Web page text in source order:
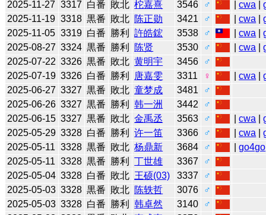
2025-11-27 3317 白番 敗北 柁嘉熹 3546 ♂ |cwa |
2025-11-19 3318 黒番 敗北 陈正勋 3421 ♂ |cwa |
2025-11-05 3319 白番 勝利 許皓鋐 3538 ♂ |cwa |
2025-08-27 3324 黒番 勝利 陈贤 3530 ♂ |cwa |
2025-07-22 3326 黒番 敗北 黄明宇 3456
♂
2025-07-19 3326 白番 勝利 唐嘉雯 3311 ♀ |cwa |
2025-06-27 3327 黒番 敗北 童梦成 3481
♂
2025-06-26 3327 黒番 勝利 韩一洲 3442
♂
2025-06-15 3327 黒番 敗北 金禹丞 3563 ♂ |cwa |
2025-05-29 3328 白番 勝利 许一笛 3366 ♂ |cwa |
2025-05-11 3328 黒番 敗北 杨鼎新 3684 ♂ |go4go
2025-05-11 3328 黒番 勝利 丁世雄 3367
♂
2025-05-04 3328 白番 敗北 王硕(03) 3337
♂
2025-05-03 3328 黒番 敗北 陈轶哲 3076
♂
2025-05-03 3328 白番 勝利 韩卓然 3140
♂